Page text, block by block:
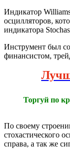
Индикатор
осцилляторов,
индикатора
Инструмент был
финансистом,
Торгуй по
По своему
стохастического
справа, а так же